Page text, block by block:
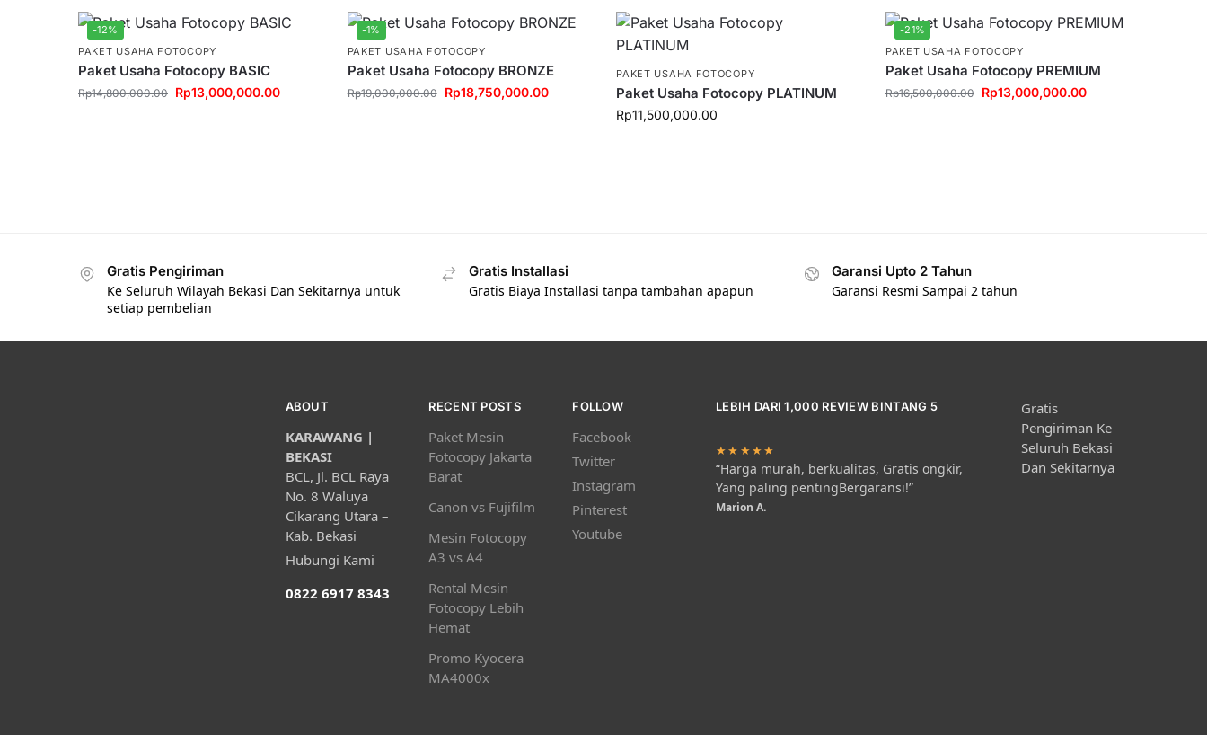
-12%
PAKET USAHA FOTOCOPY
Paket Usaha Fotocopy BASIC
Rp14,800,000.00 Rp13,000,000.00
-1%
PAKET USAHA FOTOCOPY
Paket Usaha Fotocopy BRONZE
Rp19,000,000.00 Rp18,750,000.00
PAKET USAHA FOTOCOPY
Paket Usaha Fotocopy PLATINUM
Rp11,500,000.00
-21%
PAKET USAHA FOTOCOPY
Paket Usaha Fotocopy PREMIUM
Rp16,500,000.00 Rp13,000,000.00
Gratis Pengiriman
Ke Seluruh Wilayah Bekasi Dan Sekitarnya untuk
setiap pembelian
Gratis Installasi
Gratis Biaya Installasi tanpa tambahan apapun
Garansi Upto 2 Tahun
Garansi Resmi Sampai 2 tahun
ABOUT
KARAWANG |
BEKASI
BCL, Jl. BCL Raya
No. 8 Waluya
Cikarang Utara –
Kab. Bekasi
Hubungi Kami
0822 6917 8343
RECENT POSTS
Paket Mesin
Fotocopy Jakarta
Barat
Canon vs Fujifilm
Mesin Fotocopy
A3 vs A4
Rental Mesin
Fotocopy Lebih
Hemat
Promo Kyocera
MA4000x
FOLLOW
Facebook
Twitter
Instagram
Pinterest
Youtube
LEBIH DARI 1,000 REVIEW BINTANG 5
★★★★★
“Harga murah, berkualitas, Gratis ongkir,
Yang paling pentingBergaransi!”
Marion A.
Gratis
Pengiriman Ke
Seluruh Bekasi
Dan Sekitarnya